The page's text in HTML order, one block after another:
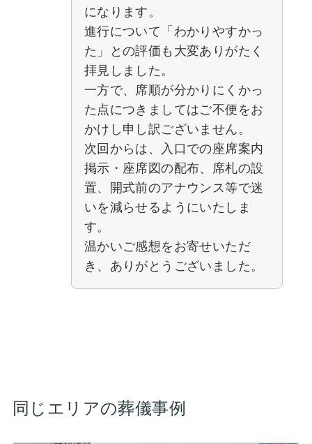
になります。
進行について「わかりやすかっ
た」との評価も大変ありがたく
拝見しました。
一方で、席順が分かりにくかっ
た点につきましてはご不便をお
かけし申し訳ございません。
次回からは、入口での座席案内
掲示・座席図の配布、席札の設
置、開式前のアナウンス等で迷
いを減らせるようにいたしま
す。
温かいご感想をお寄せいただ
き、ありがとうございました。
同じエリアの葬儀事例